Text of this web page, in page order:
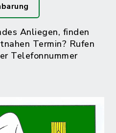
Anliegen, finden
Termin? Rufen
Telefonnummer